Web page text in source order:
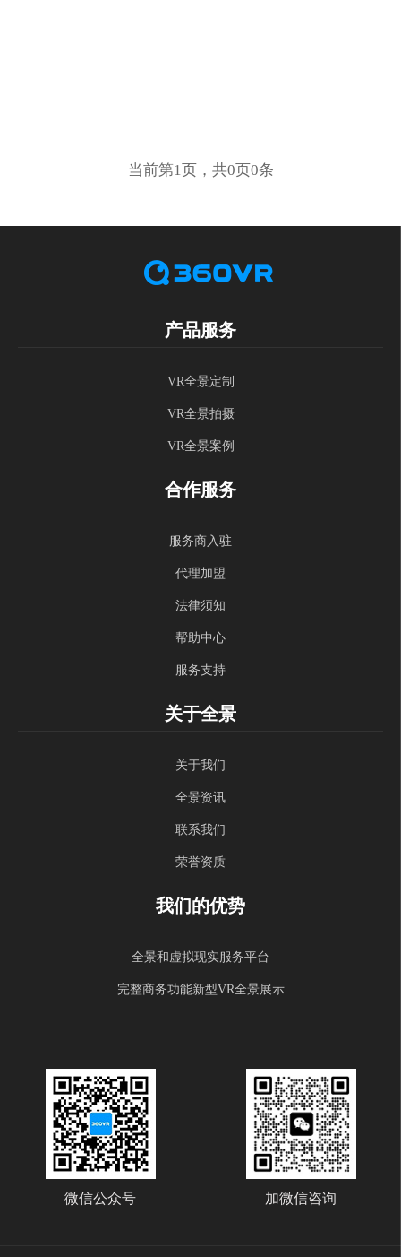
当前第1页，共0页0条
产品服务
VR全景定制
VR全景拍摄
VR全景案例
合作服务
服务商入驻
代理加盟
法律须知
帮助中心
服务支持
关于全景
关于我们
全景资讯
联系我们
荣誉资质
我们的优势
全景和虚拟现实服务平台
完整商务功能新型VR全景展示
微信公众号 加微信咨询